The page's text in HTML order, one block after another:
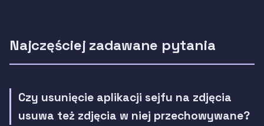
Najczęściej zadawane pytania
Czy usunięcie aplikacji sejfu na zdjęcia
usuwa też zdjęcia w niej przechowywane?